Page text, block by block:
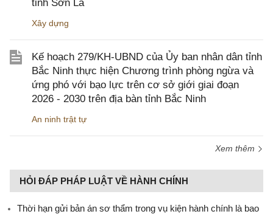
tỉnh Sơn La
Xây dựng
Kế hoạch 279/KH-UBND của Ủy ban nhân dân tỉnh
Bắc Ninh thực hiện Chương trình phòng ngừa và
ứng phó với bạo lực trên cơ sở giới giai đoạn
2026 - 2030 trên địa bàn tỉnh Bắc Ninh
An ninh trật tự
Xem thêm
HỎI ĐÁP PHÁP LUẬT VỀ HÀNH CHÍNH
Thời hạn gửi bản án sơ thẩm trong vụ kiện hành chính là bao